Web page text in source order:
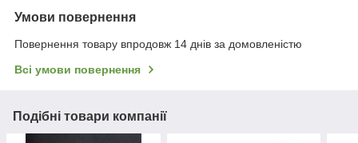
Умови повернення
Повернення товару впродовж 14 днів за домовленістю
Всі умови повернення
Подібні товари компанії